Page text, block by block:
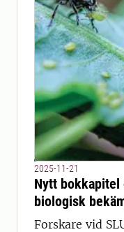
2025-11-21
Nytt bokkapitel om bevarande
biologisk
Forskare vid